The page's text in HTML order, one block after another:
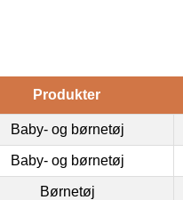
Produkter
Baby- og børnetøj
Baby- og børnetøj
Børnetøj